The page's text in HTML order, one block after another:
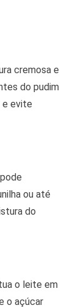
cremosa e
do pudim
e evite
ou até
do
o leite em
o açúcar